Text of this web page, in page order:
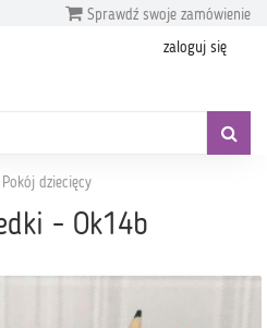
Sprawdź swoje zamówienie
zaloguj się
Pokój dziecięcy
- Ok14b